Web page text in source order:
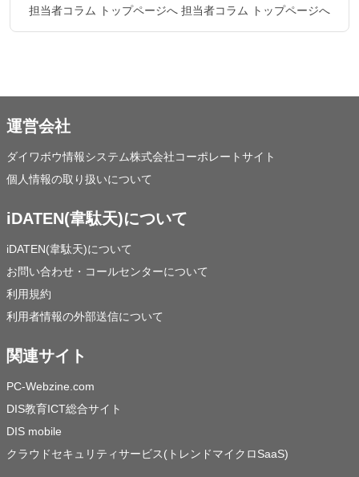
担当者コラム トップページへ 担当者コラム トップページへ
運営会社
ダイワボウ情報システム株式会社コーポレートサイト
個人情報の取り扱いについて
iDATEN(韋駄天)について
iDATEN(韋駄天)について
お問い合わせ・コールセンターについて
利用規約
利用者情報の外部送信について
関連サイト
PC-Webzine.com
DIS教育ICT総合サイト
DIS mobile
クラウドセキュリティサービス(トレンドマイクロSaaS)